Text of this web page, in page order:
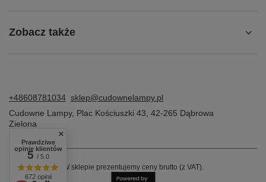
Zobacz także
+48608781034 sklep@cudownelampy.pl
Cudowne Lampy, Plac Kościuszki 43 42-265 Dąbrowa
Zielona
W sklepie prezentujemy ceny brutto (z VAT).
Prawdziwe
opinie klientów
5/ 5.0
672 opinii